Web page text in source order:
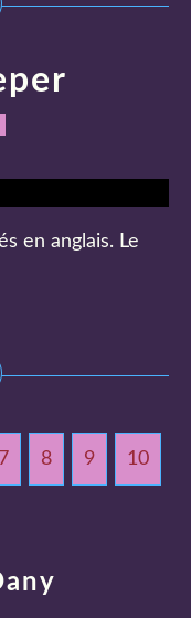
en anglais. Le
7 8 9 10